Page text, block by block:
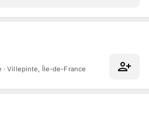
·Villepinte, Île-de-France